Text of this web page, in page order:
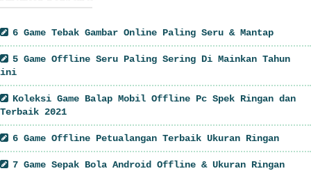
6 Game Tebak Gambar Online Paling Seru & Mantap
5 Game Offline Seru Paling Sering Di Mainkan Tahun
ini
Koleksi Game Balap Mobil Offline Pc Spek Ringan dan
Terbaik 2021
6 Game Offline Petualangan Terbaik Ukuran Ringan
7 Game Sepak Bola Android Offline & Ukuran Ringan